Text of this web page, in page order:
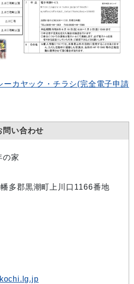
カヤック・チラシ(完全電子申請
問い合わせ
の家
多郡黒潮町上川口1166番地